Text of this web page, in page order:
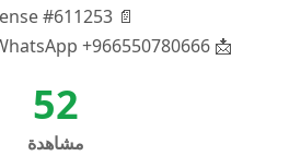
📄 License #611253
📩 For inquiries: WhatsApp +966550780666
52
مشاهدة